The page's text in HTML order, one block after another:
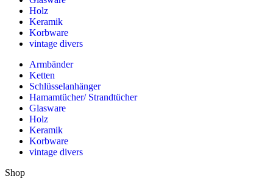
Holz
Keramik
Korbware
vintage divers
Armbänder
Ketten
Schlüsselanhänger
Hamamtücher/ Strandtücher
Glasware
Holz
Keramik
Korbware
vintage divers
Shop